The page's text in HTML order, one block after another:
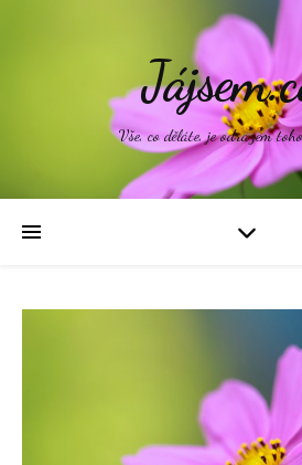
Vše, co děláte, je odrazem